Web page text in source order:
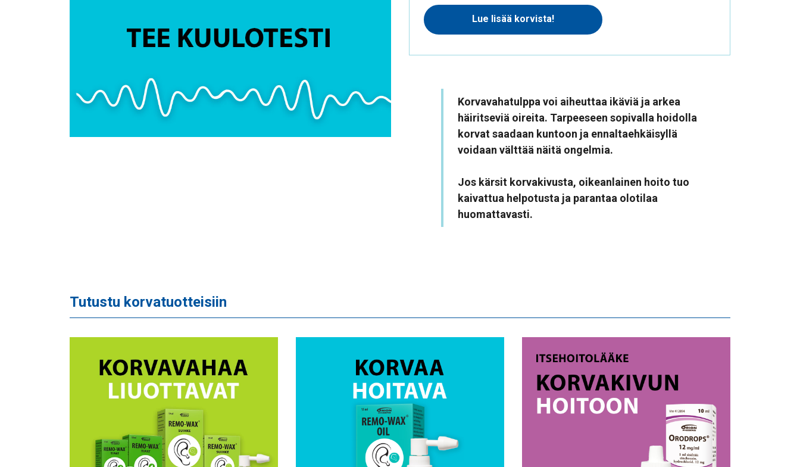
Lue lisää korvista!
Korvavahatulppa voi aiheuttaa ikäviä ja arkea
häiritseviä oireita. Tarpeeseen sopivalla hoidolla
korvat saadaan kuntoon ja ennaltaehkäisyllä
voidaan välttää näitä ongelmia.
Jos kärsit korvakivusta, oikeanlainen hoito tuo
kaivattua helpotusta ja parantaa olotilaa
huomattavasti.
Tutustu korvatuotteisiin